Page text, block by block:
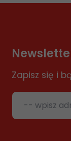
Zapisz się i
-- wpisz